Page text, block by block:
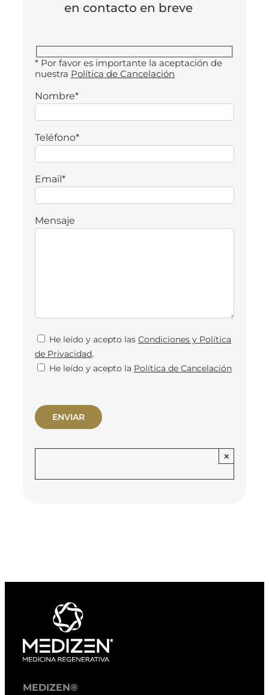
en contacto en breve
* Por favor es importante la aceptación de
nuestra Política de Cancelación
Nombre*
Teléfono*
Email*
Mensaje
He leído y acepto las Condiciones y Política
de Privacidad.
He leído y acepto la Política de Cancelación
×
MEDIZEN®